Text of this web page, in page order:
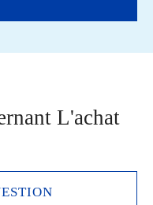
L'achat